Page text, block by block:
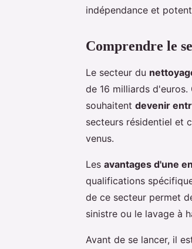
indépendance et
Comprendre le
Le secteur du
de 16 milliards
souhaitent devenir
secteurs résidentiel et
venus.
Les avantages d'une
qualifications
de ce secteur permet
sinistre ou le lavage à
Avant de se lancer, il